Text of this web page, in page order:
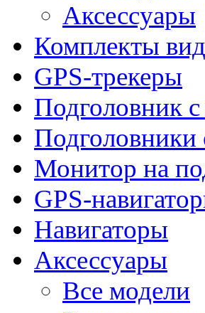
Аксессуары
Комплекты
GPS-трекеры
Подголовник
Монитор на
GPS-
Навигаторы
Аксессуары
Все модели